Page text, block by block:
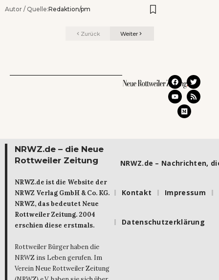
Autor / Quelle:Redaktion/pm
Zurück Weiter
NRWZ.de – die Neue
Rottweiler Zeitung
NRWZ.de ist die Website der
NRWZ Verlag GmbH & Co. KG.
NRWZ, das bedeutet Neue
Rottweiler Zeitung. 2004
erschien diese erstmals.
Rottweiler Bürger haben die
NRWZ ins Leben gerufen. Im
Verein Neue Rottweiler Zeitung
NRWZ.de – Nachrichten,
Kontakt Impressum
Datenschutzerklärung